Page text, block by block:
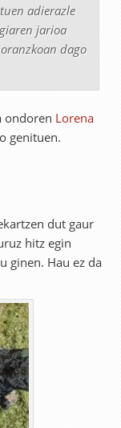
adierazle
jarioa
dago
ondoren Lorena
genituen.
dut gaur
hitz egin
ginen. Hau ez da